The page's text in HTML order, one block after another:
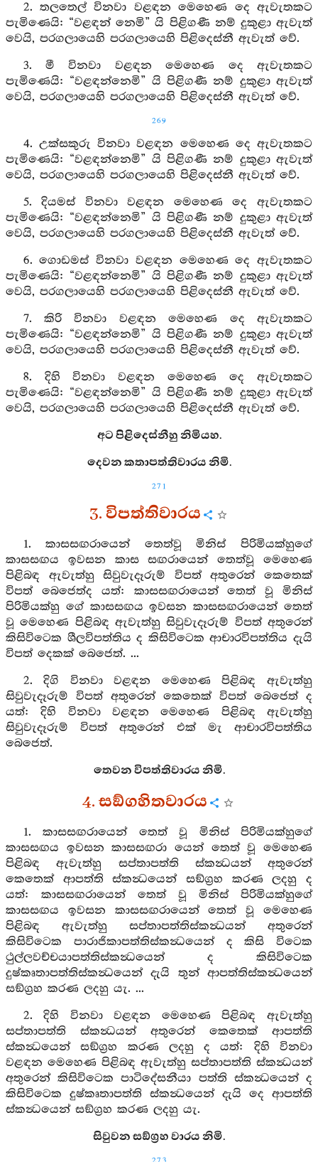
2. තලතෙල් විනවා වළඳන මෙහෙණ දෙ ඇවැතකට
පැමිණෙයි: “වළඳන් නෙමි” යි පිළිගණී නම් දුකුළා ඇවැත්
වෙයි, පරගලායෙහි පරගලායෙහි පිළිදෙස්නී ඇවැත් වේ.
3. මී විනවා වළඳන මෙහෙණ දෙ ඇවැතකට
පැමිණෙයි: “වළඳන්නෙමි” යි පිළිගණී නම් දුකුළා ඇවැත්
වෙයි, පරගලායෙහි පරගලායෙහි පිළිදෙස්නී ඇවැත් වේ.
269
4. උක්සකුරු විනවා වළඳන මෙහෙණ දෙ ඇවැතකට
පැමිණෙයි: “වළඳන්නෙමි” යි පිළිගණී නම් දුකුළා ඇවැත්
වෙයි, පරගලායෙහි පරගලායෙහි පිළිදෙස්නී ඇවැත් වේ.
5. දියමස් විනවා වළඳන මෙහෙණ දෙ ඇවැතකට
පැමිණෙයි: “වළඳන්නෙමි” යි පිළිගණී නම් දුකුළා ඇවැත්
වෙයි, පරගලායෙහි පරගලායෙහි පිළිදෙස්නී ඇවැත් වේ.
6. ගොඩමස් විනවා වළඳන මෙහෙණ දෙ ඇවැතකට
පැමිණෙයි: “වළඳන්නෙමි” යි පිළිගණී නම් දුකුළා ඇවැත්
වෙයි, පරගලායෙහි පරගලායෙහි පිළිදෙස්නී ඇවැත් වේ.
7. කිරි විනවා වළඳන මෙහෙණ දෙ ඇවැතකට
පැමිණෙයි: “වළඳන්නෙමි” යි පිළිගණී නම් දුකුළා ඇවැත්
වෙයි, පරගලායෙහි පරගලායෙහි පිළිදෙස්නී ඇවැත් වේ.
8. දිහි විනවා වළඳන මෙහෙණ දෙ ඇවැතකට
පැමිණෙයි: “වළඳන්නෙමි” යි පිළිගණී නම් දුකුළා ඇවැත්
වෙයි, පරගලායෙහි පරගලායෙහි පිළිදෙස්නී ඇවැත් වේ.
අට පිළිදෙස්නීහු නිමියහ.
දෙවන කතාපත්තිවාරය නිමි.
271
3. විපත්තිවාරය
1. කාසසඟරායෙන් තෙත්වූ මිනිස් පිරිමියක්හුගේ
කාසසඟය ඉවසන කාස සඟරායෙන් තෙත්වූ මෙහෙණ
පිළිබඳ ඇවැත්හු සිවුවැදෑරුම් විපත් අතුරෙන් කෙතෙක්
විපත් බෙජෙත්ද යත්: කාසසඟරායෙන් තෙත් වූ මිනිස්
පිරිමියක්හු ගේ කාසසඟය ඉවසන කාසසඟරායෙන් තෙත්
වූ මෙහෙණ පිළිබඳ ඇවැත්හු සිවුවැදෑරුම් විපත් අතුරෙන්
කිසිවිටෙක ශීලවිපත්තිය ද කිසිවිටෙක ආචාරවිපත්තිය දැයි
විපත් දෙකක් බෙජෙත්. ...
2. දිගි විනවා වළඳන මෙහෙණ පිළිබඳ ඇවැත්හු
සිවුවැදෑරුම් විපත් අතුරෙන් කෙතෙක් විපත් බෙජෙත් ද
යත්: දිහි විනවා වළඳන මෙහෙණ පිළිබඳ ඇවැත්හු
සිවුවැදෑරුම් විපත් අතුරෙන් එක් මැ ආචාරවිපත්තිය
බෙජෙත්.
තෙවන විපත්තිවාරය නිමි.
4. සඞ්ගහිතවාරය
1. කාසසඟරායෙන් තෙත් වූ මිනිස් පිරිමියක්හුගේ
කාසසඟය ඉවසන කාසසඟරා යෙන් තෙත් වූ මෙහෙණ
පිළිබඳ ඇවැත්හු සප්තාපත්ති ස්කන්‍ධයන් අතුරෙන්
කෙතෙක් ආපත්ති ස්කන්‍ධයෙන් සඞ්ග්‍රහ කරණ ලදහු ද
යත්: කාසසඟරායෙන් තෙත් වූ මිනිස් පිරිමියක්හුගේ
කාසසඟය ඉවසන කාසසඟරායෙන් තෙත් වූ මෙහෙණ
පිළිබඳ ඇවැත්හු සප්තාපත්තිස්කන්‍ධයන් අතුරෙන්
කිසිවිටෙක පාරාජිකාපත්තිස්කන්‍ධයෙන් ද කිසි විටෙක
ථුල්ලවච්චයාපත්තිස්කන්‍ධයෙන් ද කිසිවිටෙක
දුෂ්කෘතාපත්තිස්කන්‍ධයෙන් දැයි තුන් ආපත්තිස්කන්‍ධයෙන්
සඞ්ග්‍රහ කරණ ලදහු යැ. ...
2. දිහි විනවා වළඳන මෙහෙණ පිළිබඳ ඇවැත්හු
සප්තාපත්ති ස්කන්‍ධයන් අතුරෙන් කෙතෙක් ආපත්ති
ස්කන්‍ධයෙන් සඞ්ග්‍රහ කරණ ලදහු ද යත්: දිහි විනවා
වළඳන මෙහෙණ පිළිබඳ ඇවැත්හු සප්තාපත්ති ස්කන්‍ධයන්
අතුරෙන් කිසිවිටෙක පාටිදේසනීයා පත්ති ස්කන්‍ධයෙන් ද
කිසිවිටෙක දුෂ්කෘතාපත්ති ස්කන්‍ධයෙන් දැයි දෙ ආපත්ති
ස්කන්‍ධයෙන් සඞ්ග්‍රහ කරණ ලදහු යැ.
සිවුවන සඞ්ග්‍රහ වාරය නිමි.